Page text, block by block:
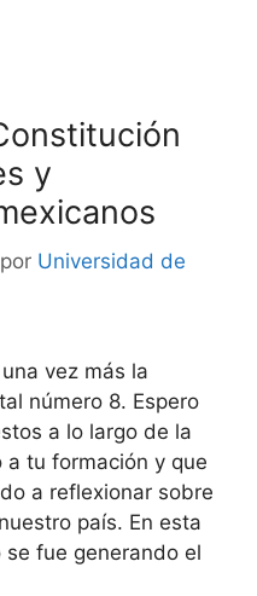
y
por Universidad de
vez más la
número 8. Espero
a lo largo de la
a tu formación y que
a reflexionar sobre
país. En esta
fue generando el